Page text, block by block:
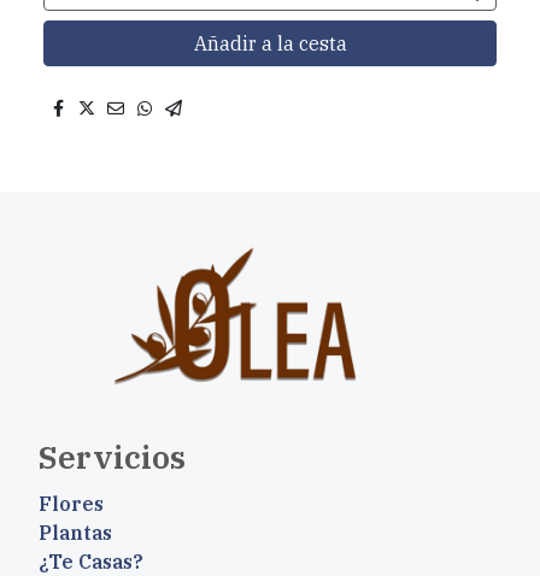
Añadir a la cesta
Servicios
Flores
Plantas
¿Te Casas?